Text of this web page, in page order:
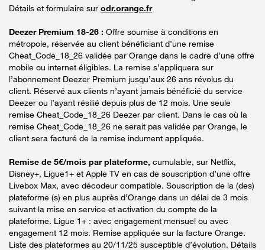
Détails et formulaire sur odr.orange.fr
Deezer Premium 18-26 : Offre soumise à conditions en
métropole, réservée au client bénéficiant d’une remise
Cheat_Code_18_26 validée par Orange dans le cadre d’une offre
mobile ou internet éligibles. La remise s’appliquera sur
l’abonnement Deezer Premium jusqu’aux 26 ans révolus du
client. Réservé aux clients n’ayant jamais bénéficié du service
Deezer ou l’ayant résilié depuis plus de 12 mois. Une seule
remise Cheat_Code_18_26 Deezer par client. Dans le cas où la
remise Cheat_Code_18_26 ne serait pas validée par Orange, le
client sera facturé de la remise indument appliquée.
Remise de 5€/mois par plateforme, cumulable, sur Netflix,
Disney+, Ligue1+ et Apple TV en cas de souscription d’une offre
Livebox Max, avec décodeur compatible. Souscription de la (des)
plateforme (s) en plus auprès d’Orange dans un délai de 3 mois
suivant la mise en service et activation du compte de la
plateforme. Ligue 1+ : avec engagement mensuel ou avec
engagement 12 mois. Remise appliquée sur la facture Orange.
Liste des plateformes au 20/11/25 susceptible d’évolution. Détails